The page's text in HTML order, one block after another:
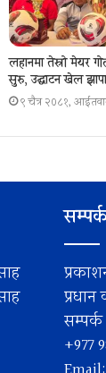
लहानमा तेस्रो मेयर
सुरु, उद्घाटन खेल
९ चैत्र २०८१,
+977